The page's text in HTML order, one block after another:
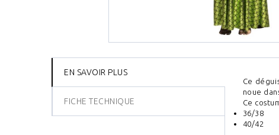
EN SAVOIR PLUS
FICHE TECHNIQUE
Ce
noue
Ce
36/38
40/42